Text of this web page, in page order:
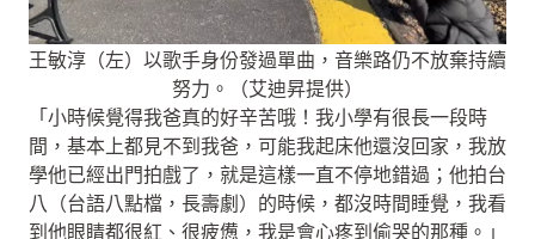
王敏淳（左）以歌手身份發過單曲，音樂路仍不放棄持續
努力。（艾迪昇提供）
「小時候覺得我爸真的好辛苦哦！我小學有很長一段時
間，基本上都見不到我爸，可能我起床他還沒回家，我放
學他已經出門拍戲了，就是這樣一直不停地錯過；他拍台
八（台語八點檔，長壽劇）的時候，都沒時間睡覺，我看
到他眼睛都很紅、很疲憊，我是會心疼到偷哭的那種。」